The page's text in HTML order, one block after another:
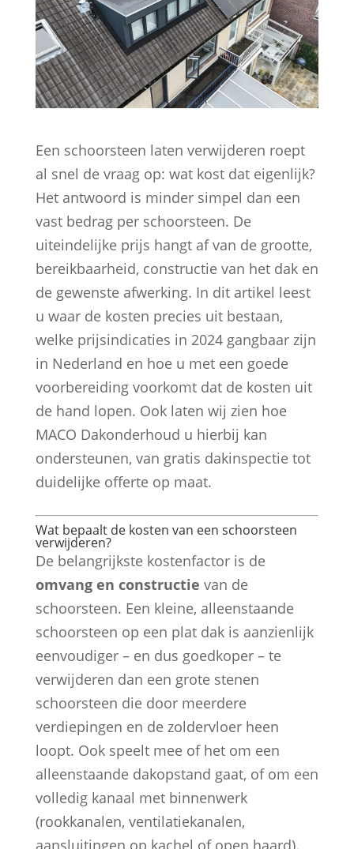
Een schoorsteen laten verwijderen roept
al snel de vraag op: wat kost dat eigenlijk?
Het antwoord is minder simpel dan een
vast bedrag per schoorsteen. De
uiteindelijke prijs hangt af van de grootte,
bereikbaarheid, constructie van het dak en
de gewenste afwerking. In dit artikel leest
u waar de kosten precies uit bestaan,
welke prijsindicaties in 2024 gangbaar zijn
in Nederland en hoe u met een goede
voorbereiding voorkomt dat de kosten uit
de hand lopen. Ook laten wij zien hoe
MACO Dakonderhoud u hierbij kan
ondersteunen, van gratis dakinspectie tot
duidelijke offerte op maat.
Wat bepaalt de kosten van een schoorsteen
verwijderen?
De belangrijkste kostenfactor is de
omvang en constructie van de
schoorsteen. Een kleine, alleenstaande
schoorsteen op een plat dak is aanzienlijk
eenvoudiger – en dus goedkoper – te
verwijderen dan een grote stenen
schoorsteen die door meerdere
verdiepingen en de zoldervloer heen
loopt. Ook speelt mee of het om een
alleenstaande dakopstand gaat, of om een
volledig kanaal met binnenwerk
(rookkanalen, ventilatiekanalen,
aansluitingen op kachel of open haard).